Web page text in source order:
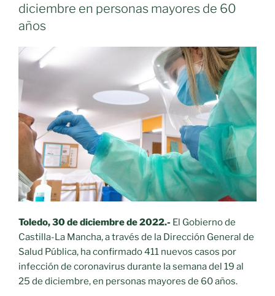
infección
COVID
de
diciembre
1
de
enero
en
personas
de
60
años»
diciembre en personas mayores de 60
años
Toledo, 30 de diciembre de 2022.- El Gobierno de
Castilla-La Mancha, a través de la Dirección General de
Salud Pública, ha confirmado 411 nuevos casos por
infección de coronavirus durante la semana del 19 al
25 de diciembre, en personas mayores de 60 años.